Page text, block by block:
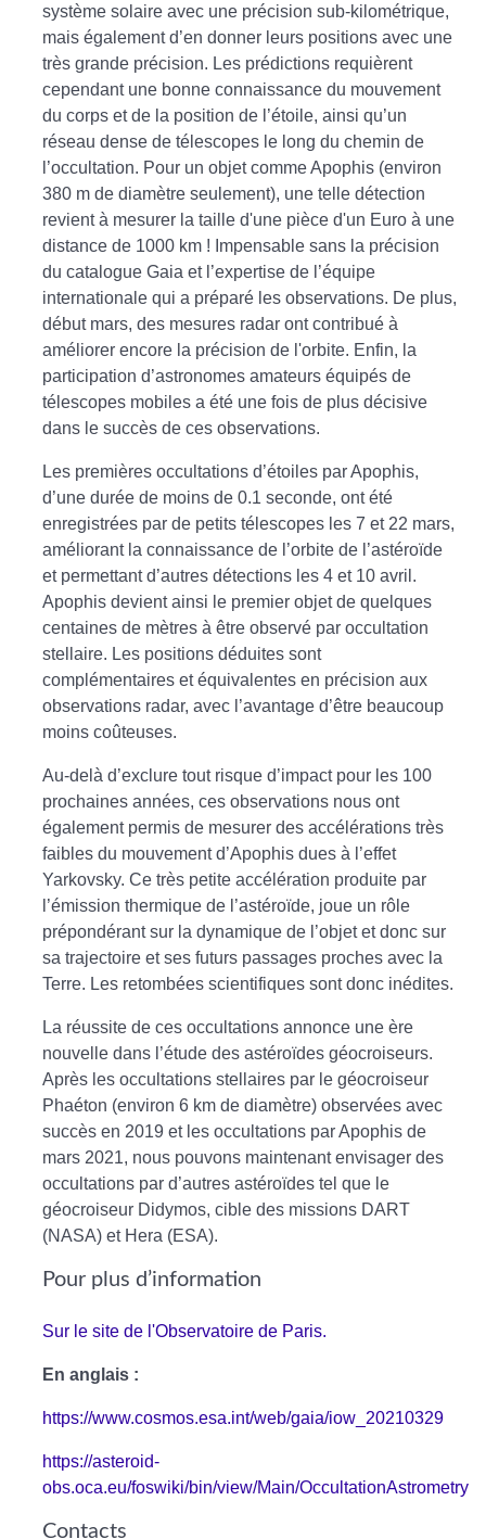
système solaire avec une précision sub-kilométrique,
mais également d’en donner leurs positions avec une
très grande précision. Les prédictions requièrent
cependant une bonne connaissance du mouvement
du corps et de la position de l’étoile, ainsi qu’un
réseau dense de télescopes le long du chemin de
l’occultation. Pour un objet comme Apophis (environ
380 m de diamètre seulement), une telle détection
revient à mesurer la taille d'une pièce d'un Euro à une
distance de 1000 km ! Impensable sans la précision
du catalogue Gaia et l’expertise de l’équipe
internationale qui a préparé les observations. De plus,
début mars, des mesures radar ont contribué à
améliorer encore la précision de l'orbite. Enfin, la
participation d’astronomes amateurs équipés de
télescopes mobiles a été une fois de plus décisive
dans le succès de ces observations.
Les premières occultations d’étoiles par Apophis,
d’une durée de moins de 0.1 seconde, ont été
enregistrées par de petits télescopes les 7 et 22 mars,
améliorant la connaissance de l’orbite de l’astéroïde
et permettant d’autres détections les 4 et 10 avril.
Apophis devient ainsi le premier objet de quelques
centaines de mètres à être observé par occultation
stellaire. Les positions déduites sont
complémentaires et équivalentes en précision aux
observations radar, avec l’avantage d’être beaucoup
moins coûteuses.
Au-delà d’exclure tout risque d’impact pour les 100
prochaines années, ces observations nous ont
également permis de mesurer des accélérations très
faibles du mouvement d’Apophis dues à l’effet
Yarkovsky. Ce très petite accélération produite par
l’émission thermique de l’astéroïde, joue un rôle
prépondérant sur la dynamique de l’objet et donc sur
sa trajectoire et ses futurs passages proches avec la
Terre. Les retombées scientifiques sont donc inédites.
La réussite de ces occultations annonce une ère
nouvelle dans l’étude des astéroïdes géocroiseurs.
Après les occultations stellaires par le géocroiseur
Phaéton (environ 6 km de diamètre) observées avec
succès en 2019 et les occultations par Apophis de
mars 2021, nous pouvons maintenant envisager des
occultations par d’autres astéroïdes tel que le
géocroiseur Didymos, cible des missions DART
(NASA) et Hera (ESA).
Pour plus d’information
Sur le site de l'Observatoire de Paris.
En anglais :
https://www.cosmos.esa.int/web/gaia/iow_20210329
https://asteroid-
obs.oca.eu/foswiki/bin/view/Main/OccultationAstrometry
Contacts